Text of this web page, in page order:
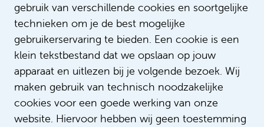
gebruik van verschillende cookies en soortgelijke
technieken om je de best mogelijke
gebruikerservaring te bieden. Een cookie is een
klein tekstbestand dat we opslaan op jouw
apparaat en uitlezen bij je volgende bezoek. Wij
maken gebruik van technisch noodzakelijke
cookies voor een goede werking van onze
website. Hiervoor hebben wij geen toestemming
Hester Doeven
teamleider